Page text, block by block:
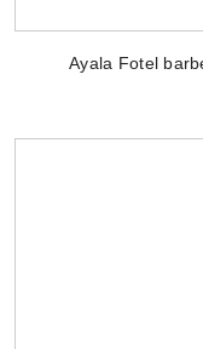
Ayala Fotel